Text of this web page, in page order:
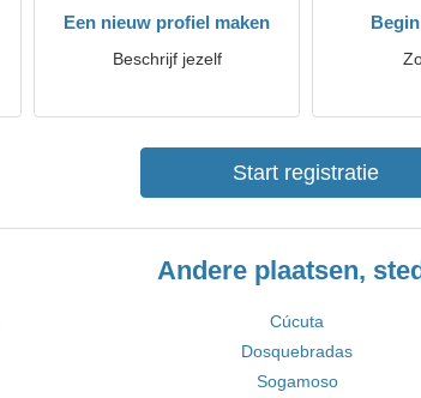
Een nieuw profiel maken
Beschrijf jezelf
Start registratie
Andere plaatsen,
Cúcuta
Dosquebradas
Sogamoso